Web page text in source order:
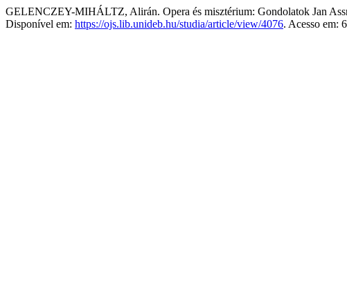
GELENCZEY-MIHÁLTZ, Alirán. Opera és misztérium: Gondolatok Jan
Disponível em: https://ojs.lib.unideb.hu/studia/article/view/4076. Acesso em: